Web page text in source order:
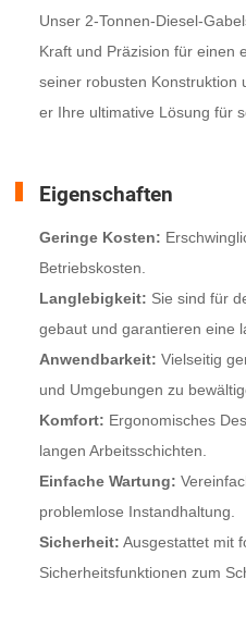
Unser 2-Tonnen-Diesel-
Kraft und Präzision für einen
seiner robusten Konstruktion
er Ihre ultimative Lösung für
Eigenschaften
Geringe Kosten:
Betriebskosten.
Langlebigkeit: Sie sind für
gebaut und garantieren eine
Anwendbarkeit: Vielseitig
und Umgebungen zu
Komfort: Ergonomisches
langen Arbeitsschichten.
Einfache Wartung:
problemlose Instandhaltung.
Sicherheit: Ausgestattet mit
Sicherheitsfunktionen zum